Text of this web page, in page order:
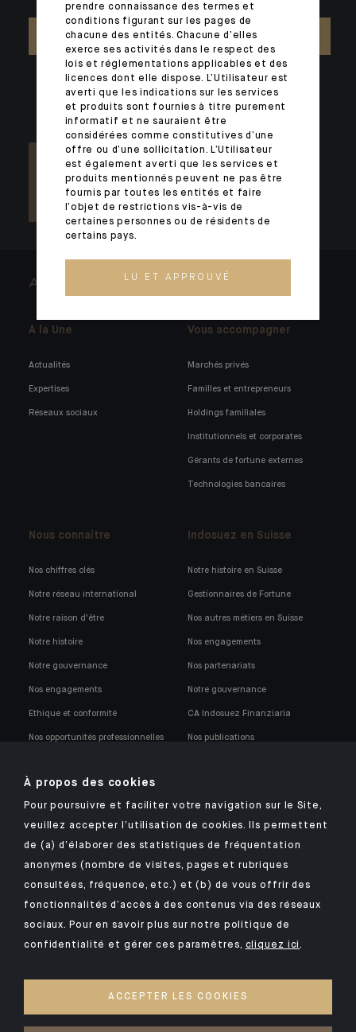
NOUS CONTACTER
ARCHITECTS OF WEALTH
A la Une
Actualités
Expertises
Réseaux sociaux
Vous accompagner
Marchés privés
Familles et entrepreneurs
Holdings familiales
Institutionnels et corporates
Gérants de fortune externes
Technologies bancaires
Nous connaître
Nos chiffres clés
Notre réseau international
Notre raison d'être
Notre histoire
Notre gouvernance
Nos engagements
Ethique et conformité
Nos opportunités professionnelles
Indosuez en Suisse
Notre histoire en Suisse
Gestionnaires de Fortune
Nos autres métiers en Suisse
Nos engagements
Nos partenariats
Notre gouvernance
CA Indosuez Finanziaria
Nos publications
Retrouvez notre application mobile Indosuez
MENTIONS LÉGALES
prendre connaissance des termes et
conditions figurant sur les pages de
chacune des entités. Chacune d’elles
exerce ses activités dans le respect des
lois et réglementations applicables et des
licences dont elle dispose. L’Utilisateur est
averti que les indications sur les services
et produits sont fournies à titre purement
informatif et ne sauraient être
considérées comme constitutives d’une
offre ou d’une sollicitation. L’Utilisateur
est également averti que les services et
produits mentionnés peuvent ne pas être
fournis par toutes les entités et faire
l’objet de restrictions vis-à-vis de
certaines personnes ou de résidents de
certains pays.
LU ET APPROUVÉ
À propos des cookies
Pour poursuivre et faciliter votre navigation sur le Site,
veuillez accepter l’utilisation de cookies. Ils permettent
de (a) d’élaborer des statistiques de fréquentation
anonymes (nombre de visites, pages et rubriques
consultées, fréquence, etc.) et (b) de vous offrir des
fonctionnalités d’accès à des contenus via des réseaux
sociaux. Pour en savoir plus sur notre politique de
confidentialité et gérer ces paramètres, cliquez ici.
ACCEPTER LES COOKIES